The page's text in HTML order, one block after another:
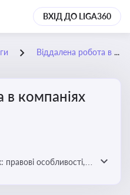
ВХІД ДО LIGA360
Віддалена робота в компаніях
в компаніях